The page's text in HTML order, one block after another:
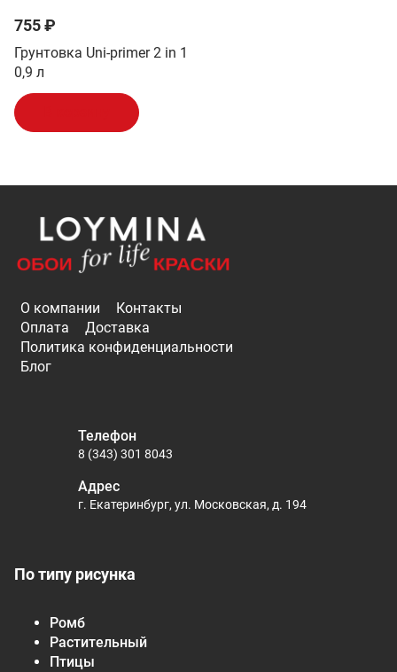
755 ₽
Грунтовка Uni-primer 2 in 1
0,9 л
О компании
Контакты
Оплата
Доставка
Политика конфиденциальности
Блог
По типу рисунка
Ромб
Растительный
Птицы
Телефон
8 (343) 301 8043
Адрес
г. Екатеринбург, ул. Московская, д. 194